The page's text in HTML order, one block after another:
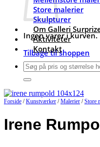
Ingen varer i kurven.
Tilbage til shoppen
Store malerier
Skulpturer
Om Galleri
Aktiviteter
Kontakt
Søg
Forside / Kunstværker / Malerier / Store
Irene